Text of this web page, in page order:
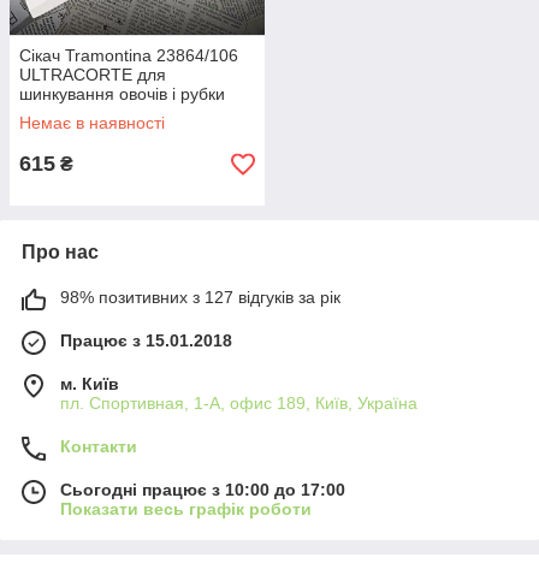
Сікач Tramontina 23864/106
ULTRACORTE для
шинкування овочів і рубки
м'яса
Немає в наявності
615 ₴
Про нас
98% позитивних з 127 відгуків за рік
Працює з 15.01.2018
м. Київ
пл. Спортивная, 1-А, офис 189, Київ, Україна
Контакти
Сьогодні працює з 10:00 до 17:00
Показати весь графік роботи